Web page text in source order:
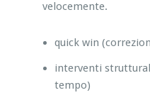
velocemente.
quick win
interventi
tempo)